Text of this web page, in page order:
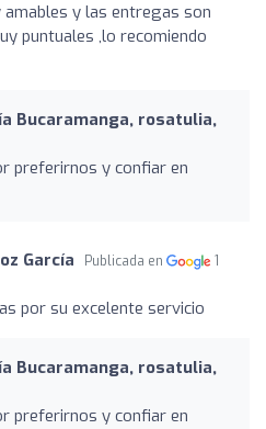
y las entregas son
puntuales ,lo recomiendo
Bucaramanga, rosatulia,
preferirnos y confiar en
García Publicada en
1
por su excelente servicio
Bucaramanga, rosatulia,
preferirnos y confiar en